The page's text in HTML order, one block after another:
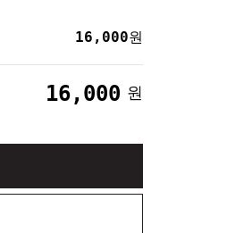
16,000원
16,000 원